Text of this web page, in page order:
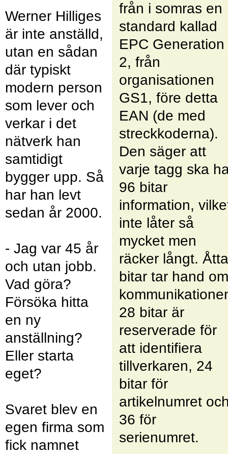
från i somras en
standard kallad
EPC Generation
2, från
organisationen
GS1, före detta
EAN (de med
streckkoderna).
Den säger att
varje tagg ska
96 bitar
information,
inte låter så
mycket men
räcker långt. Åtta
bitar tar hand om
28 bitar är
reserverade för
att identifiera
tillverkaren, 24
bitar för
artikelnumret
36 för
serienumret.
Werner Hilliges
är inte anställd,
utan en sådan
där typiskt
modern person
som lever och
verkar i det
nätverk han
samtidigt
bygger upp. Så
har han levt
sedan år 2000.
- Jag var 45 år
och utan jobb.
Vad göra?
Försöka hitta
en ny
anställning?
Eller starta
eget?
Svaret blev en
egen firma som
fick namnet